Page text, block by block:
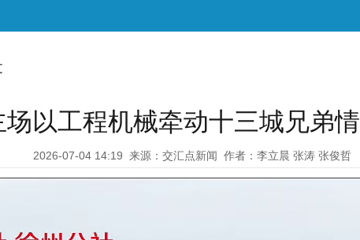
以工程机械牵动十三城兄弟情
2026-07-04 14:19 来源：交汇点新闻 作者：李立晨 张涛 张俊哲